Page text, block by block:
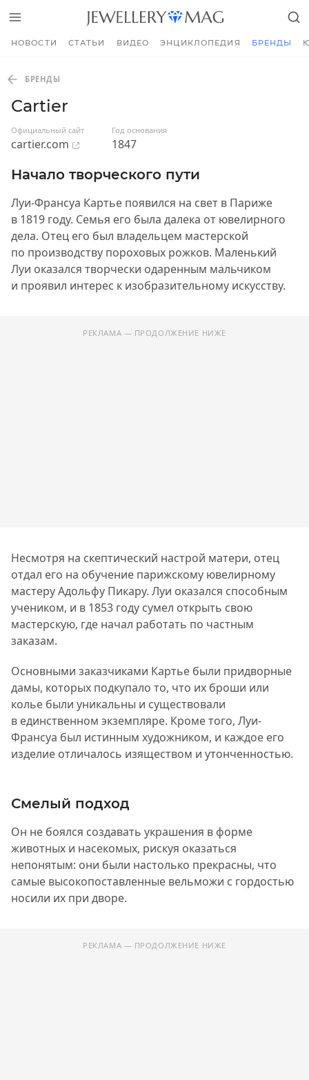
НОВОСТИ СТАТЬИ ВИДЕО ЭНЦИКЛОПЕДИЯ БРЕНДЫ
БРЕНДЫ
Cartier
Официальный сайт
cartier.com
Год основания
1847
Начало творческого пути
Луи-Франсуа Картье появился на свет в Париже
в 1819 году. Семья его была далека от ювелирного
дела. Отец его был владельцем мастерской
по производству пороховых рожков. Маленький
Луи оказался творчески одаренным мальчиком
и проявил интерес к изобразительному искусству.
РЕКЛАМА — ПРОДОЛЖЕНИЕ НИЖЕ
Несмотря на скептический настрой матери, отец
отдал его на обучение парижскому ювелирному
мастеру Адольфу Пикару. Луи оказался способным
учеником, и в 1853 году сумел открыть свою
мастерскую, где начал работать по частным
заказам.
Основными заказчиками Картье были придворные
дамы, которых подкупало то, что их броши или
колье были уникальны и существовали
в единственном экземпляре. Кроме того, Луи-
Франсуа был истинным художником, и каждое его
изделие отличалось изяществом и утонченностью.
Смелый подход
Он не боялся создавать украшения в форме
животных и насекомых, рискуя оказаться
непонятым: они были настолько прекрасны, что
самые высокопоставленные вельможи с гордостью
носили их при дворе.
РЕКЛАМА — ПРОДОЛЖЕНИЕ НИЖЕ